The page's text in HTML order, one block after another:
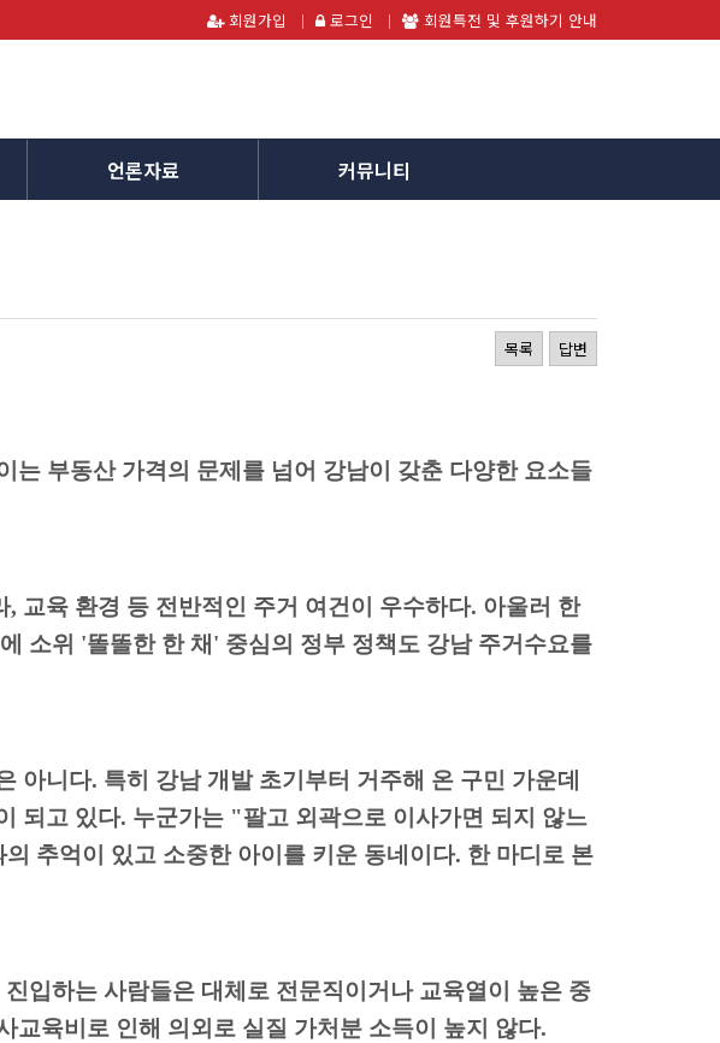
회원가입 로그인 회원특전 및 후원하기 안내
언론자료 커뮤니티
목록 답변
는 부동산 가격의 문제를 넘어 강남이 갖춘 다양한 요소들
, 교육 환경 등 전반적인 주거 여건이 우수하다. 아울러 한
소위 '똘똘한 한 채 ' 중심의 정부 정책도 강남 주거수요를
아니다. 특히 강남 개발 초기부터 거주해 온 구민 가운데
되고 있다. 누군가는 "팔고 외곽으로 이사가면 되지 않느
추억이 있고 소중한 아이를 키운 동네이다. 한 마디로 본
입하는 사람들은 대체로 전문직이거나 교육열이 높은 중
교육비로 인해 의외로 실질 가처분 소득이 높지 않다.